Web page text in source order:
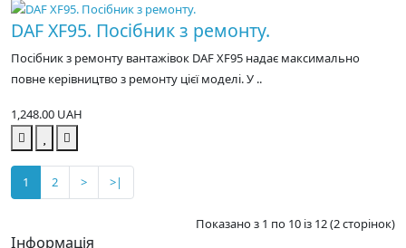
DAF XF95. Посібник з ремонту.
Посібник з ремонту вантажівок DAF XF95 надає максимально
повне керівництво з ремонту цієї моделі. У ..
1,248.00 UAH
1 2 > >|
Показано з 1 по 10 із 12 (2 сторінок)
Інформація